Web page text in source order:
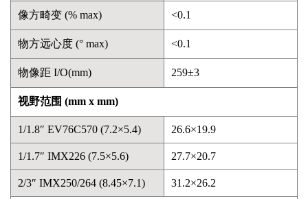
像方畸变 (% max) <0.1
物方远心度 (° max) <0.1
物像距 I/O(mm) 259±3
视野范围 (mm x mm)
1/1.8″ EV76C570 (7.2×5.4) 26.6×19.9
1/1.7″ IMX226 (7.5×5.6) 27.7×20.7
2/3″ IMX250/264 (8.45×7.1) 31.2×26.2